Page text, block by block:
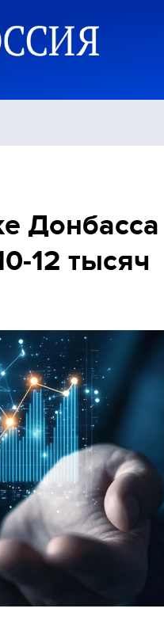
Донбасса
12 тысяч